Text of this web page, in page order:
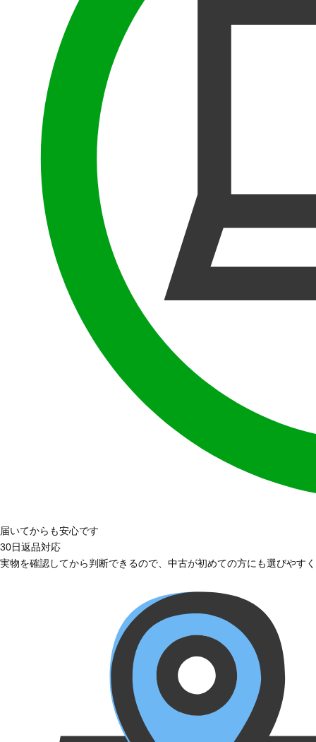
届いてからも安心です
30日返品対応
実物を確認してから判断できるので、中古が初めての方にも選びやす